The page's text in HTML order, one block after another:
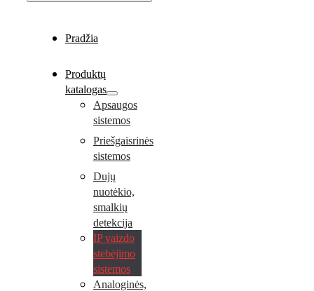
Pradžia
Produktų
katalogas
Apsaugos
sistemos
Priešgaisrinės
sistemos
Dujų
nuotėkio,
smalkių
detekcija
IP vaizdo
stebėjimo
sistemos
Analoginės,